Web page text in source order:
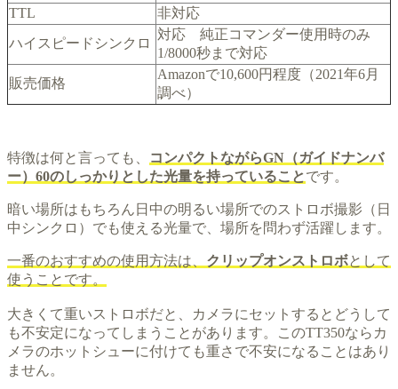
TTL
非対応
ハイスピードシンクロ
対応 純正コマンダー使用時のみ
1/8000秒まで対応
販売価格
Amazonで10,600円程度（2021年6月
調べ）
特徴は何と言っても、
コンパクトながらGN（ガイドナンバ
ー）60のしっかりとした光量を持っていることです。
暗い場所はもちろん日中の明るい場所でのストロボ撮影（日
中シンクロ）でも使える光量で、場所を問わず活躍します。
一番のおすすめの使用方法は、 クリップオンストロボとして
使うことです。
大きくて重いストロボだと、カメラにセットするとどうして
も不安定になってしまうことがあります。このTT350ならカ
メラのホットシューに付けても重さで不安になることはあり
ません。